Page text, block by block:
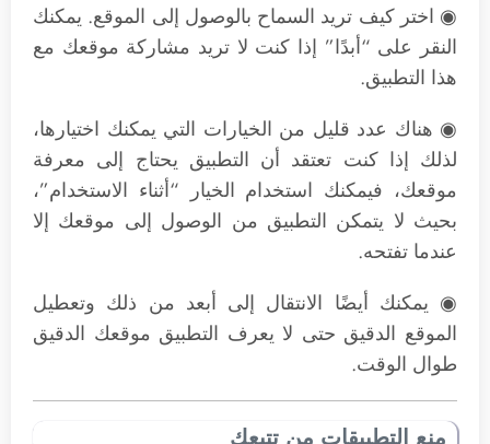
◉ اختر كيف تريد السماح بالوصول إلى الموقع. يمكنك
النقر على “أبدًا” إذا كنت لا تريد مشاركة موقعك مع
هذا التطبيق.
◉ هناك عدد قليل من الخيارات التي يمكنك اختيارها،
لذلك إذا كنت تعتقد أن التطبيق يحتاج إلى معرفة
موقعك، فيمكنك استخدام الخيار “أثناء الاستخدام”،
بحيث لا يتمكن التطبيق من الوصول إلى موقعك إلا
عندما تفتحه.
◉ يمكنك أيضًا الانتقال إلى أبعد من ذلك وتعطيل
الموقع الدقيق حتى لا يعرف التطبيق موقعك الدقيق
طوال الوقت.